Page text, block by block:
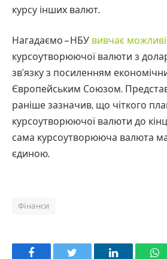
курсу інших валют.
Нагадаємо – НБУ вивчає
курсоутворюючої валюти з
зв’язку з посиленням
Європейським Союзом.
раніше зазначив, що чіткого
курсоутворюючої валюти до
сама курсоутворююча валюта
єдиною.
Фінанси
Facebook LinkedIn